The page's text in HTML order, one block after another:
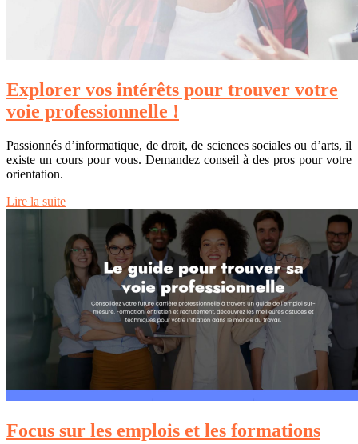
Explorer vos intérêts pour trouver votre
voie professionnelle !
Passionnés d’informatique, de droit, de sciences sociales ou d’arts, il
existe un cours pour vous. Demandez conseil à des pros pour votre
orientation.
Lire la suite
Focus sur les emplois et les formations